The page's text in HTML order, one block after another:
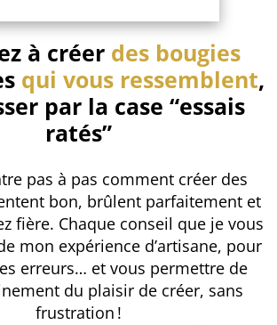
à créer des bougies
qui vous ressemblent,
par la case “essais
ratés”
pas à pas comment créer des
bon, brûlent parfaitement et
fière. Chaque conseil que je vous
mon expérience d’artisane, pour
erreurs… et vous permettre de
du plaisir de créer, sans
frustration !